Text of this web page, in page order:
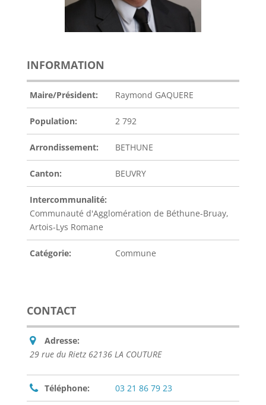
INFORMATION
Maire/Président: Raymond GAQUERE
Population: 2 792
Arrondissement: BETHUNE
Canton: BEUVRY
Intercommunalité:
Communauté d'Agglomération de Béthune-Bruay,
Artois-Lys Romane
Catégorie: Commune
CONTACT
Adresse:
29 rue du Rietz 62136 LA COUTURE
Téléphone: 03 21 86 79 23